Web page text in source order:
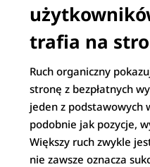
trafia na
Ruch organiczny
stronę z bezpłatnych
jeden z podstawowych
podobnie jak pozycje,
Większy ruch zwykle
nie zawsze oznacza